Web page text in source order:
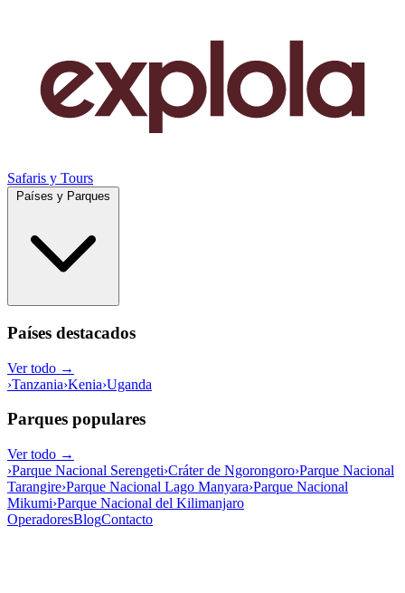
Safaris y Tours
Países destacados
Ver todo →
›Tanzania›Kenia›Uganda
Parques populares
Ver todo →
›Parque Nacional Serengeti›Cráter de Ngorongoro›Parque Nacional
Tarangire›Parque Nacional Lago Manyara›Parque Nacional
Mikumi›Parque Nacional del Kilimanjaro
OperadoresBlogContacto